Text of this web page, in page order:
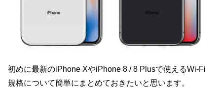
初めに最新のiPhone XやiPhone 8 / 8 Plusで使えるWi-Fi
規格について簡単にまとめておきたいと思います。